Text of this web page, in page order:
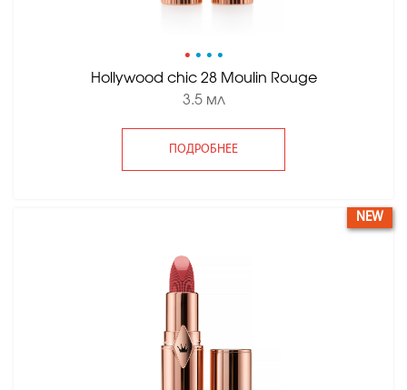
• • • •
Hollywood сhic 28 Moulin Rouge
3.5 мл
ПОДРОБНЕЕ
NEW